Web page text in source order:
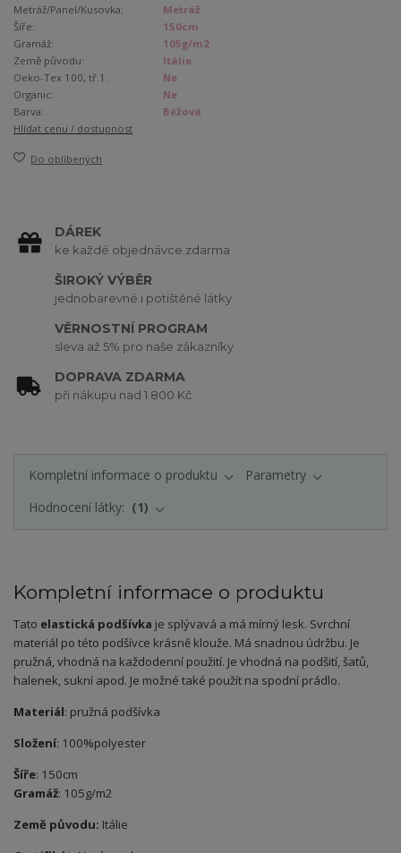
Metráž/Panel/Kusovka:
Metráž
Šíře:
150cm
Gramáž:
105g/m2
Země původu:
Itálie
Oeko-Tex 100, tř.1:
Ne
Organic:
Ne
Barva:
Béžová
Hlídat cenu / dostupnost
Do oblíbených
DÁREK
ke každé objednávce zdarma
ŠIROKÝ VÝBĚR
jednobarevné i potištěné látky
VĚRNOSTNÍ PROGRAM
sleva až 5% pro naše zákazníky
DOPRAVA ZDARMA
při nákupu nad 1 800 Kč
Kompletní informace o produktu
Parametry
Hodnocení látky:
1
Kompletní informace o produktu
Tato elastická podšívka je splývavá a má mírný lesk. Svrchní
materiál po této podšívce krásně klouže. Má snadnou údržbu. Je
pružná, vhodná na každodenní použití. Je vhodná na podšití, šatů,
halenek, sukní apod. Je možné také použít na spodní prádlo.
Materiál: pružná podšívka
Složení: 100%polyester
Šíře: 150cm
Gramáž: 105g/m2
Země původu: Itálie